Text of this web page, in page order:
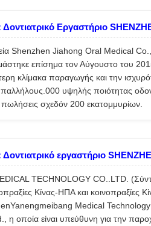
Εργαστήριο
Shenzhen Jiahong Oral Medical
επίσημα τον Αύγουστο του
κλίμακα παραγωγής και την
υψηλής ποιότητας
πωλήσεις σχεδόν 200 εκατομμυρίων.
εργαστήριο
TECHNOLOGY CO..LTD.
Κίνας-ΗΠΑ και
Medical
η οποία είναι υπεύθυνη για την